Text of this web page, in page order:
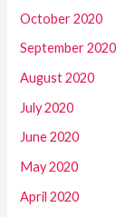
October 2020
September 2020
August 2020
July 2020
June 2020
May 2020
April 2020